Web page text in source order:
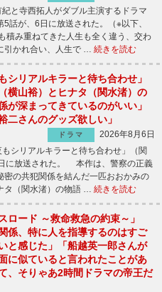
と寺西拓人がダブル主演するドラマ
話が、6日に放送された。（※以下、
み重ねてきた人生も全く違う、交わ
引かれ合い、人生で … 続きを読む
シリアルキラーと待ち合わせ」
（横山裕）とヒナタ（関水渚）の
が深まってきているのがいい」
二さんのグッズ欲しい」
ドラマ
2026年8月6日
シリアルキラーと待ち合わせ」（関
に放送された。 本作は、警察の正義
密の共犯関係を結んだ一匹おおかみの
タ（関水渚）の物語 … 続きを読む
ロード ～救命救急の約束～」
関係、特に人を指導するのはすご
と感じた」「船越英一郎さんが
面に似ていると言われたことがあ
、そりゃあ2時間ドラマの帝王だ